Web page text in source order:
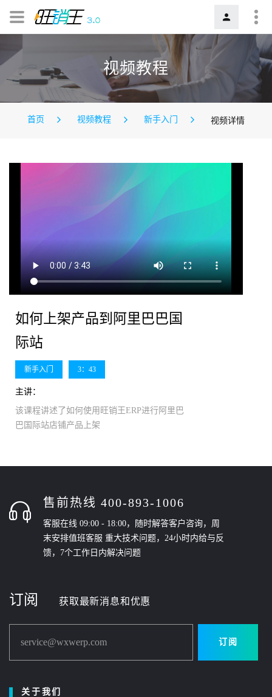
视频教程
首页 视频教程 新手入门 视频详情
如何上架产品到阿里巴巴国
际站
新手入门 3：43
主讲：
该课程讲述了如何使用旺销王ERP进行阿里巴
巴国际站店铺产品上架
售前热线 400-893-1006
客服在线 09:00 - 18:00，随时解答客户咨询，周
末安排值班客服 重大技术问题，24小时内给与反
馈，7个工作日内解决问题
订阅 获取最新消息和优惠
service@wxwerp.com 订阅
关于我们